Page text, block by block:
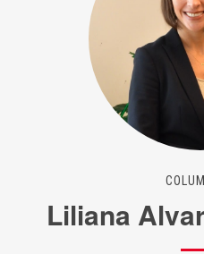
Liliana